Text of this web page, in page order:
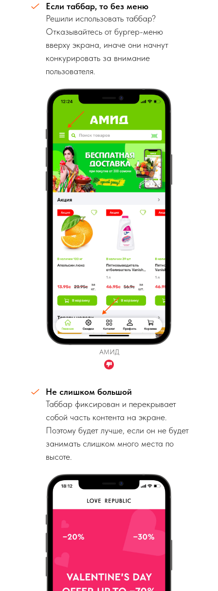
Если таббар, то без меню
Решили использовать таббар?
Отказывайтесь от бургер-меню
вверху экрана, иначе они начнут
конкурировать за внимание
пользователя.
АМИД
Не слишком большой
Таббар фиксирован и перекрывает
собой часть контента на экране.
Поэтому будет лучше, если он не будет
занимать слишком много места по
высоте.